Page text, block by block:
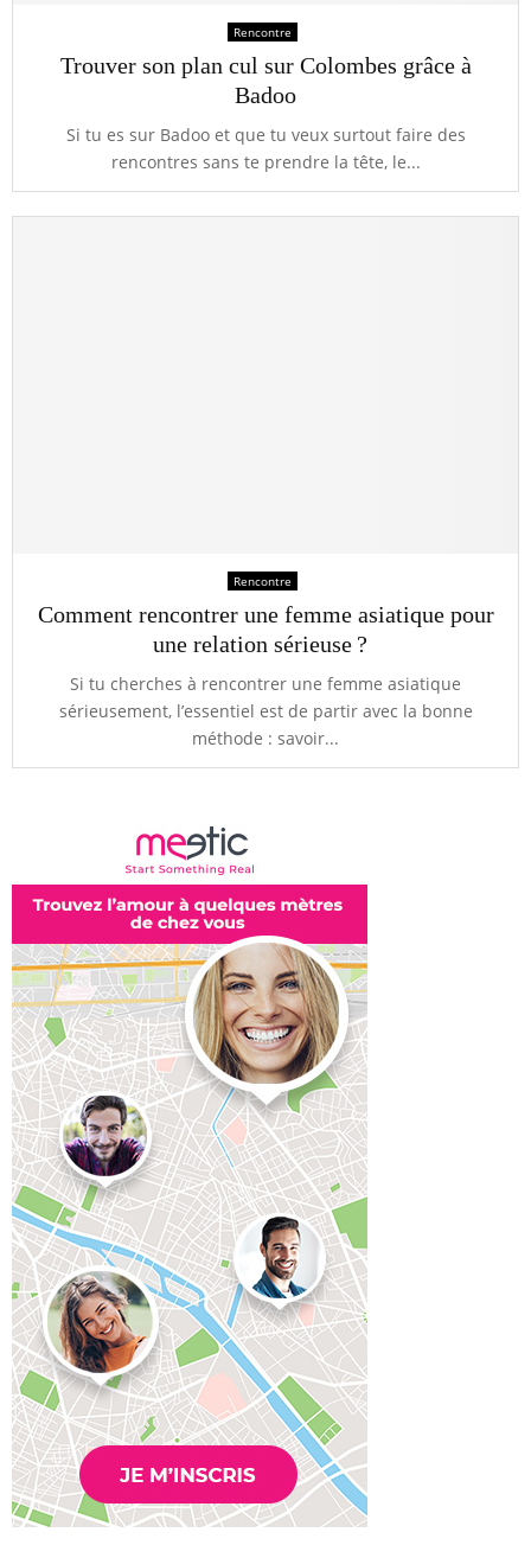
Rencontre
Trouver son plan cul sur Colombes grâce à
Badoo
Si tu es sur Badoo et que tu veux surtout faire des
rencontres sans te prendre la tête, le...
Rencontre
Comment rencontrer une femme asiatique pour
une relation sérieuse ?
Si tu cherches à rencontrer une femme asiatique
sérieusement, l’essentiel est de partir avec la bonne
méthode : savoir...